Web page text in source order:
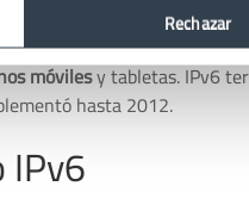
y admite un total de 340
en pleno auge a la
móvilesy tabletas. IPv6
hasta 2012.
Rechazar